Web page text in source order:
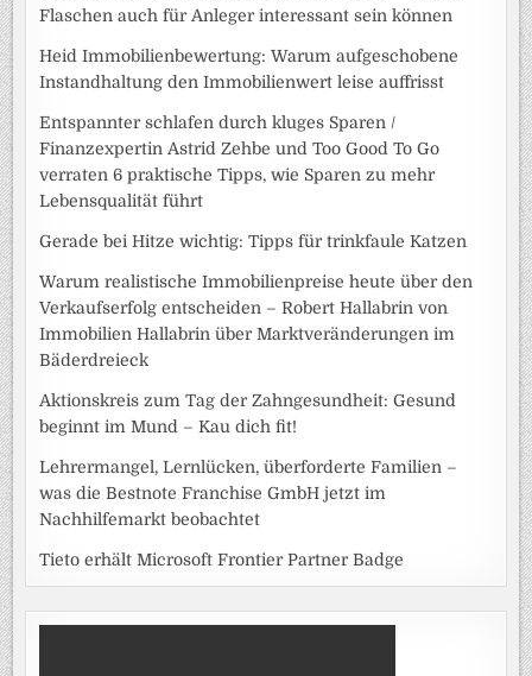
Flaschen auch für Anleger interessant sein können
Heid Immobilienbewertung: Warum aufgeschobene
Instandhaltung den Immobilienwert leise auffrisst
Entspannter schlafen durch kluges Sparen /
Finanzexpertin Astrid Zehbe und Too Good To Go
verraten 6 praktische Tipps, wie Sparen zu mehr
Lebensqualität führt
Gerade bei Hitze wichtig: Tipps für trinkfaule Katzen
Warum realistische Immobilienpreise heute über den
Verkaufserfolg entscheiden – Robert Hallabrin von
Immobilien Hallabrin über Marktveränderungen im
Bäderdreieck
Aktionskreis zum Tag der Zahngesundheit: Gesund
beginnt im Mund – Kau dich fit!
Lehrermangel, Lernlücken, überforderte Familien –
was die Bestnote Franchise GmbH jetzt im
Nachhilfemarkt beobachtet
Tieto erhält Microsoft Frontier Partner Badge